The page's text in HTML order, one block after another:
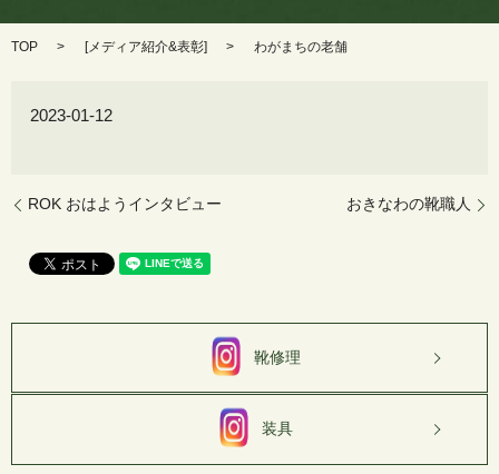
TOP [メディア紹介&表彰] わがまちの老舗
2023-01-12
ROK おはようインタビュー おきなわの靴職人
靴修理
装具